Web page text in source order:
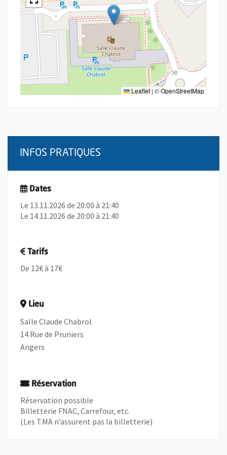
Leaflet | ©OpenStreetMap
INFOS PRATIQUES
Dates
Le 13.11.2026 de 20:00 à 21:40
Le 14.11.2026 de 20:00 à 21:40
Tarifs
De 12€ à 17€
Lieu
Salle Claude Chabrol
14 Rue de Pruniers
Angers
Réservation
Réservation possible
Billetterie FNAC, Carrefour, etc.
(Les T.MA n’assurent pas la billetterie)